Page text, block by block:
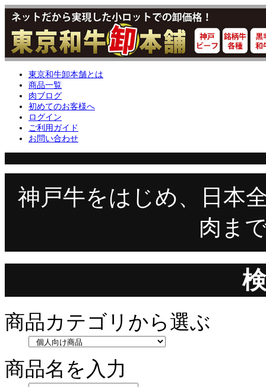
東京和牛卸本舗とは
商品一覧
肉ブログ
初めてのお客様へ
ログイン
ご利用ガイド
お問い合わせ
神戸牛をはじめ、日本
肉ま
商品カテゴリから選ぶ
商品名を入力